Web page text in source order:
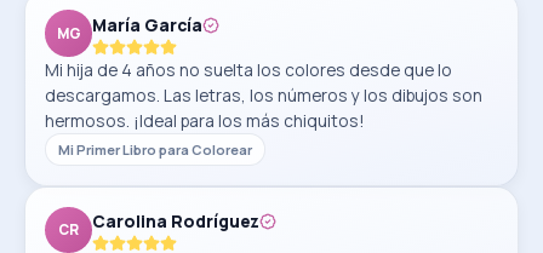
MG
María García
Mi hija de 4 años no suelta los colores desde que lo
descargamos. Las letras, los números y los dibujos son
hermosos. ¡Ideal para los más chiquitos!
Mi Primer Libro para Colorear
CR
Carolina Rodríguez